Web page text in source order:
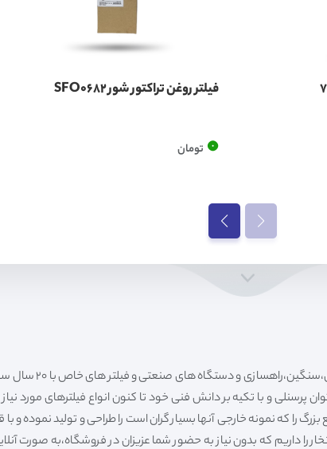
فیلتر روغن تراکتور شور SFO0682
0 تومان
فیلتر شکری تهیه و توزیع کننده
پرسنلی و با تکیه بر دانش فنی خود تا کنون انواع فیلترهای مورد
را که نمونه خارجی آنها بسیار گران است را طراحی و تولید نموده و با
را داریم که بدون نیاز به حضور شما عزیزان در فروشگاه،به صورت